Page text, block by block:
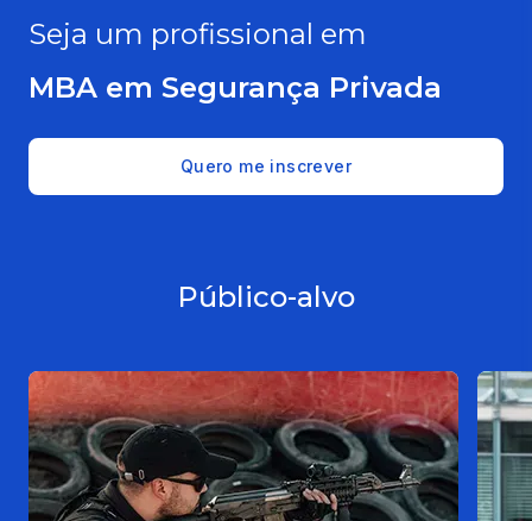
Seja um profissional em
MBA em Segurança Privada
Quero me inscrever
Público-alvo